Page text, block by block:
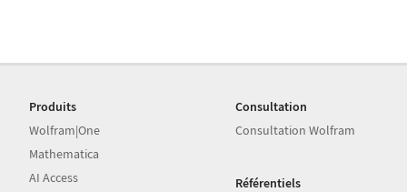
Produits
Wolfram|One
Mathematica
AI Access
Consultation
Consultation Wolfram
Référentiels